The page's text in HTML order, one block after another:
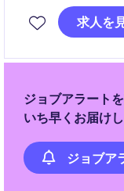
の事業を支える
ながら案件を推
求人を
ジョブアラート
いち早くお届け
ジョブア